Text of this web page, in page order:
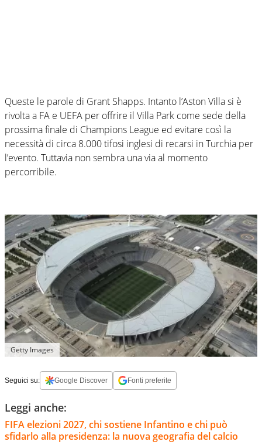
Queste le parole di Grant Shapps. Intanto l’Aston Villa si è
rivolta a FA e UEFA per offrire il Villa Park come sede della
prossima finale di Champions League ed evitare così la
necessità di circa 8.000 tifosi inglesi di recarsi in Turchia per
l’evento. Tuttavia non sembra una via al momento
percorribile.
Getty Images
Seguici su: Google Discover Fonti preferite
Leggi anche:
FIFA elezioni 2027, chi sostiene Infantino e chi può
sfidarlo alla presidenza: la nuova geografia del calcio